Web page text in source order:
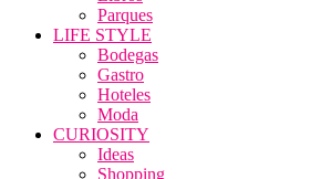
Parques
LIFE STYLE
Bodegas
Gastro
Hoteles
Moda
CURIOSITY
Ideas
Shopping